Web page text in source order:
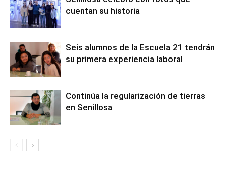
cuentan su historia
Seis alumnos de la Escuela 21 tendrán
su primera experiencia laboral
Continúa la regularización de tierras
en Senillosa